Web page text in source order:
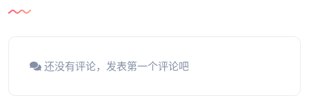
还没有评论，发表第一个评论吧